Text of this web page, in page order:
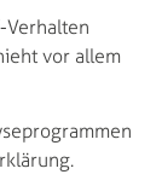
Verhalten
vor allem